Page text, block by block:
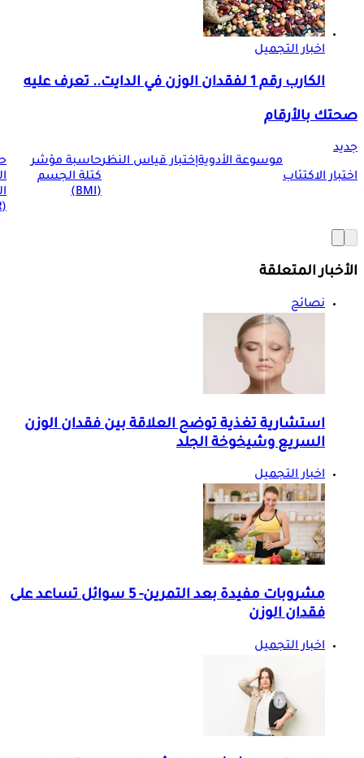
اخبار التجميل
الكارب رقم 1 لفقدان الوزن في الدايت.. تعرف عليه
صحتك بالأرقام
جديد
اختبار الاكتئاب
موسوعة الأدويةإختبار قياس النظرحاسبة مؤشر
كتلة الجسم
(BMI)
(BMR)
الأخبار المتعلقة
نصائح
استشارية تغذية توضح العلاقة بين فقدان الوزن
السريع وشيخوخة الجلد
اخبار التجميل
مشروبات مفيدة بعد التمرين- 5 سوائل تساعد على
فقدان الوزن
اخبار التجميل